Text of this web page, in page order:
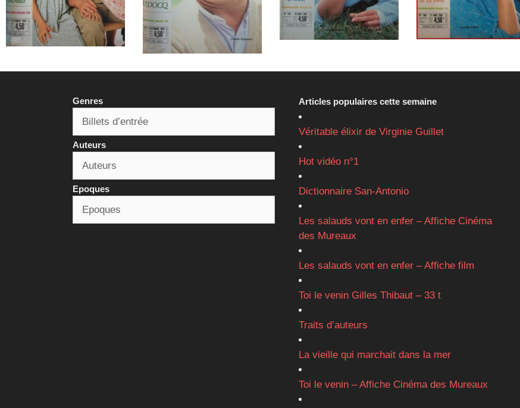
Genres
Auteurs
Epoques
Articles populaires cette semaine
Véritable élixir de Virginie Guillet
Hot vidéo n°1
Dictionnaire San-Antonio
Les salauds vont en enfer – Affiche Cinéma
des Mureaux
Les salauds vont en enfer – Affiche film
Toi le venin Gilles Thibaut – 33 t
Traits d’auteurs
La vieille qui marchait dans la mer
Toi le venin – Affiche Cinéma des Mureaux